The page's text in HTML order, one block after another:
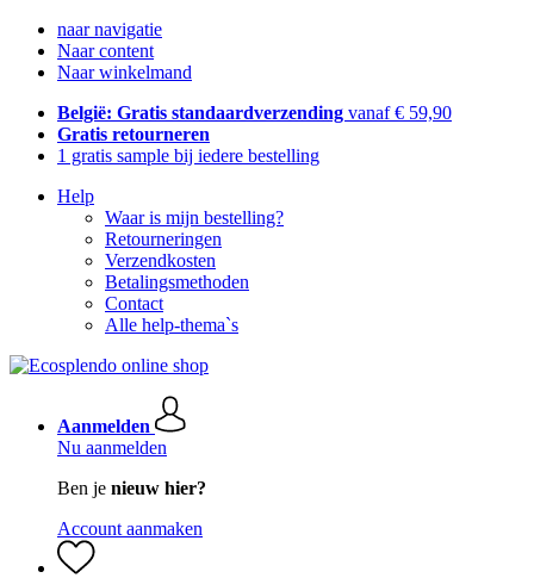
naar navigatie
Naar content
Naar winkelmand
België: Gratis standaardverzending vanaf € 59,90
Gratis retourneren
1 gratis sample bij iedere bestelling
Help
Waar is mijn bestelling?
Retourneringen
Verzendkosten
Betalingsmethoden
Contact
Alle help-thema`s
Aanmelden
Nu aanmelden
Ben je nieuw hier?
Account aanmaken